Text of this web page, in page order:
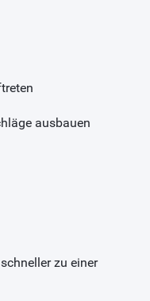
ausbauen
zu einer